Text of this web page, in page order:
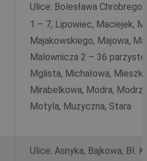
Ulice: Bolesława
1 – 7, Lipowiec, Maciejek,
Majakowskiego, Majowa,
Malownicza 2 – 36
Mglista, Michałowa,
Mirabelkowa, Modra,
Motyla, Muzyczna, Stara
Ulice: Asnyka, Bajkowa, Bł.